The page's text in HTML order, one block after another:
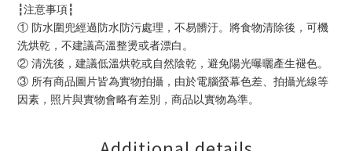
┇注意事項┇
① 防水圍兜經過防水防污處理，不易髒汙。將食物清除後，可機
洗烘乾，不建議高溫整燙或者漂白。
② 清洗後，建議低溫烘乾或自然陰乾，避免陽光曝曬產生褪色。
③ 所有商品圖片皆為實物拍攝，由於電腦螢幕色差、拍攝光線等
因素，照片與實物會略有差別，商品以實物為準。